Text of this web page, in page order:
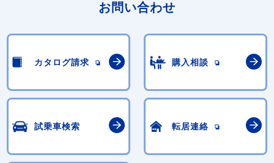
お問い合わせ
カタログ請求 購入相談
試乗車検索 転居連絡